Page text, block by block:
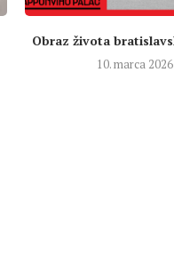
Obraz života
10. marca 2026